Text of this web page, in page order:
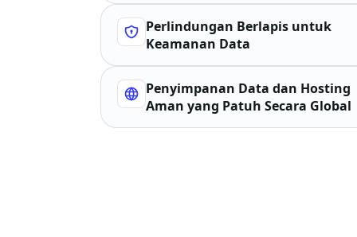
Perlindungan Berlapis untuk
Keamanan Data
Penyimpanan Data dan Hosting
Aman yang Patuh Secara Global